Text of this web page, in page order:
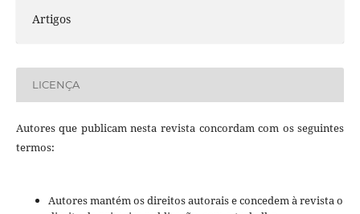
Artigos
LICENÇA
Autores que publicam nesta revista concordam com os seguintes
termos:
Autores mantém os direitos autorais e concedem à revista o